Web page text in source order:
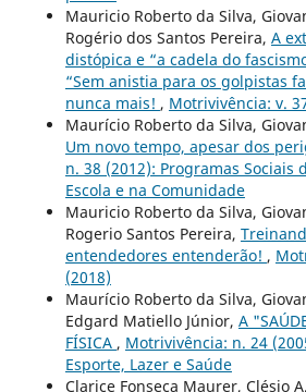
Mauricio Roberto da Silva,
Rogério dos Santos Pereira, A
distópica e “a cadela do
“Sem anistia para os golpistas
nunca mais! , Motrivivência: v.
Maurício Roberto da Silva,
Um novo tempo, apesar dos
n. 38 (2012): Programas Sociais
Escola e na Comunidade
Mauricio Roberto da Silva,
Rogerio Santos Pereira,
entendedores entenderão! ,
(2018)
Maurício Roberto da Silva,
Edgard Matiello Júnior, A
FÍSICA , Motrivivência: n. 24
Esporte, Lazer e Saúde
Clarice Fonseca Maurer, Clésio